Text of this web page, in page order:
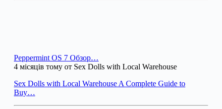
Peppermint OS 7 Обзор…
4 місяців тому от Sex Dolls with Local Warehouse
Sex Dolls with Local Warehouse A Complete Guide to
Buy…